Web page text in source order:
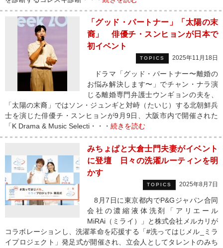
「グッド・パートナー」「太陽の末
裔」 俳優チ・スンヒョンが日本で
初イベント
TOPICS 2025年11月18日
ドラマ「グッド・パートナー〜離婚の
お悩み解決します〜」でチャン・ナラ演
じる離婚専門弁護士ウンギョンの夫を、
「太陽の末裔」ではソン・ジュンギと対峙（たいじ）する北朝鮮兵
士を演じた俳優チ・スンヒョンが9月9日、大阪市内で開催された
「K Drama & Music Selecti・・・ 続きを読む
みちょぱと大倉士門夫妻がイベント
に登壇 日々の洗濯ルーティンを明
かす
TOPICS 2025年8月7日
8月7日に東京都内でP&Gジャパン合同
会社の濃縮液体洗剤「アリエール
MiRAi（ミライ）」と株式会社メルカリが
コラボレーションし、洗濯革命を応援する「#洗ってはじメル_ミラ
イプロジェクト」発足式が開催され、立会人としてタレントのみち